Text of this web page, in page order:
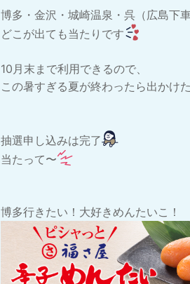
博多・金沢・城崎温泉・呉（広島下
どこが出ても当たりです
10月末まで利用できるので、
この暑すぎる夏が終わったら出かけ
抽選申し込みは完了
当たって〜
博多行きたい！大好きめんたいこ！